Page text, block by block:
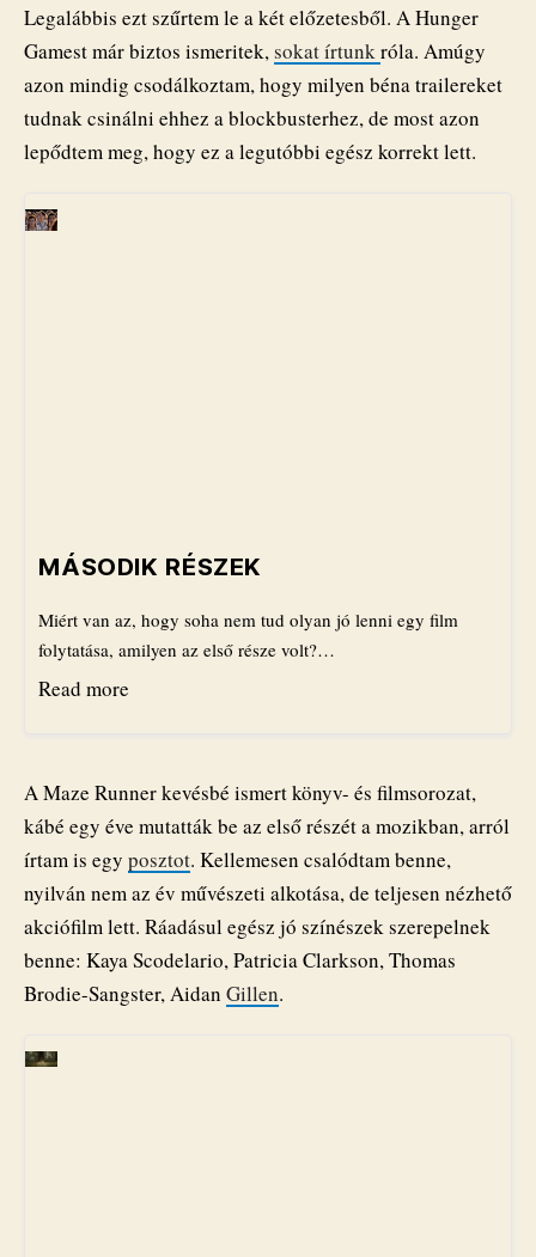
Legalábbis ezt szűrtem le a két előzetesből. A Hunger
Gamest már biztos ismeritek,sokatírtunkróla. Amúgy
azon mindig csodálkoztam, hogy milyen béna trailereket
tudnak csinálni ehhez a blockbusterhez, de most azon
lepődtem meg, hogy ez a legutóbbi egész korrekt lett.
MÁSODIK RÉSZEK
Miért van az, hogy soha nem tud olyan jó lenni egy film
folytatása, amilyen az első része volt?…
Read more
A Maze Runner kevésbé ismert könyv- és filmsorozat,
kábé egy éve mutatták be az első részét a mozikban, arról
írtam is egy posztot. Kellemesen csalódtam benne,
nyilván nem az év művészeti alkotása, de teljesen nézhető
akciófilm lett. Ráadásul egész jó színészek szerepelnek
benne: Kaya Scodelario, Patricia Clarkson, Thomas
Brodie-Sangster, Aidan Gillen.